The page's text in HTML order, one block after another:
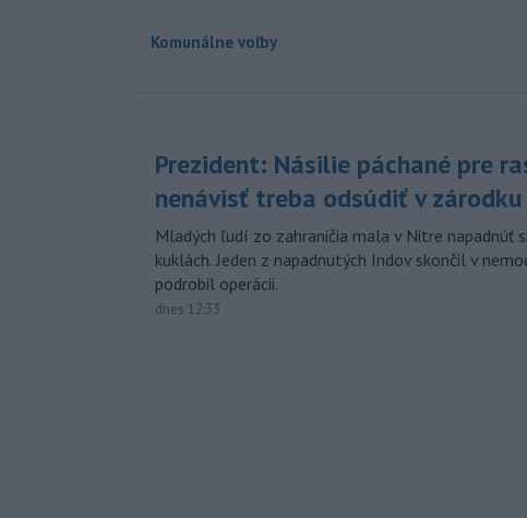
Komunálne voľby
Prezident: Násilie páchané pre
nenávisť treba odsúdiť v zárodku
Mladých ľudí zo zahraničia mala v Nitre napadnúť
kuklách. Jeden z napadnutých Indov skončil v
podrobil operácii.
dnes 12:33